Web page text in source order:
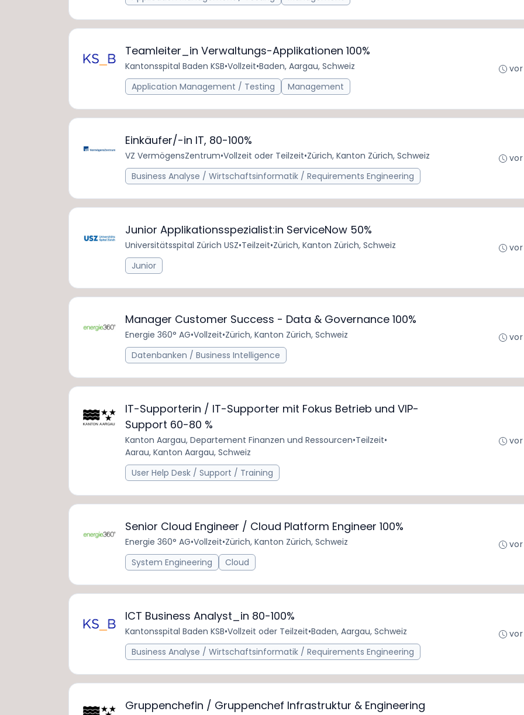
Teamleiter_in Verwaltungs-Applikationen 100%
Kantonsspital Baden KSB•Vollzeit•Baden, Aargau, Schweiz
Application Management / Testing
Management
vor
Einkäufer/-in IT, 80-100%
VZ VermögensZentrum•Vollzeit oder Teilzeit•Zürich, Kanton Zürich, Schweiz
Business Analyse / Wirtschaftsinformatik / Requirements Engineering
vor
Junior Applikationsspezialist:in ServiceNow 50%
Universitätsspital Zürich USZ•Teilzeit•Zürich, Kanton Zürich, Schweiz
Junior
vor
Manager Customer Success - Data & Governance 100%
Energie 360° AG•Vollzeit•Zürich, Kanton Zürich, Schweiz
Datenbanken / Business Intelligence
vor
IT-Supporterin / IT-Supporter mit Fokus Betrieb und VIP-
Support 60-80 %
Kanton Aargau, Departement Finanzen und Ressourcen•Teilzeit•
Aarau, Kanton Aargau, Schweiz
User Help Desk / Support / Training
vor
Senior Cloud Engineer / Cloud Platform Engineer 100%
Energie 360° AG•Vollzeit•Zürich, Kanton Zürich, Schweiz
System Engineering
Cloud
vor
ICT Business Analyst_in 80-100%
Kantonsspital Baden KSB•Vollzeit oder Teilzeit•Baden, Aargau, Schweiz
Business Analyse / Wirtschaftsinformatik / Requirements Engineering
vor
Gruppenchefin / Gruppenchef Infrastruktur & Engineering